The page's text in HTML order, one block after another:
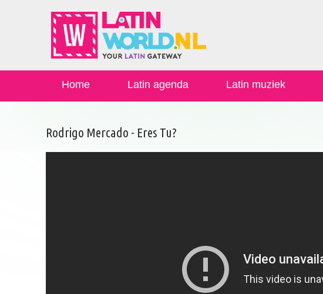
Home Latin agenda Latin muziek
Rodrigo Mercado - Eres Tu?